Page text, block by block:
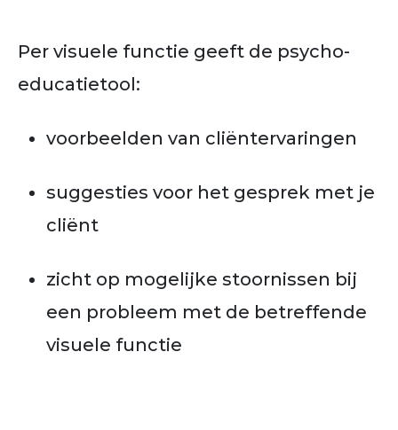
Per visuele functie geeft de psycho-
educatietool:
voorbeelden van cliëntervaringen
suggesties voor het gesprek met je
cliënt
zicht op mogelijke stoornissen bij
een probleem met de betreffende
visuele functie